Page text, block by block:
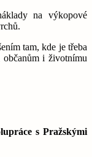
na výkopové
tam, kde je třeba
i životnímu
s Pražskými